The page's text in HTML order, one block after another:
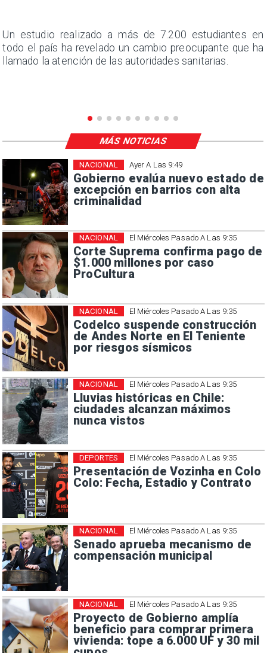
Un estudio realizado a más de 7.200 estudiantes en
todo el país ha revelado un cambio preocupante que ha
llamado la atención de las autoridades sanitarias.
Ayer A Las 9:49
Gobierno evalúa nuevo estado de
excepción en barrios con alta
criminalidad
NACIONAL
El Miércoles Pasado A Las 9:35
Corte Suprema confirma pago de
$1.000 millones por caso
ProCultura
NACIONAL
El Miércoles Pasado A Las 9:35
Codelco suspende construcción
de Andes Norte en El Teniente
por riesgos sísmicos
NACIONAL
El Miércoles Pasado A Las 9:35
Lluvias históricas en Chile:
ciudades alcanzan máximos
nunca vistos
NACIONAL
El Miércoles Pasado A Las 9:35
Presentación de Vozinha en Colo
Colo: Fecha, Estadio y Contrato
DEPORTES
El Miércoles Pasado A Las 9:35
Senado aprueba mecanismo de
compensación municipal
NACIONAL
El Miércoles Pasado A Las 9:35
Proyecto de Gobierno amplía
beneficio para comprar primera
vivienda: tope a 6.000 UF y 30 mil
NACIONAL
MÁS NOTICIAS